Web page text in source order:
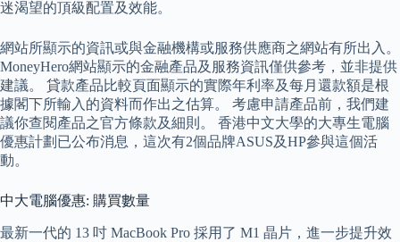
迷渴望的頂級配置及效能。
網站所顯示的資訊或與金融機構或服務供應商之網站有所出入。
MoneyHero網站顯示的金融產品及服務資訊僅供參考，並非提供
建議。 貸款產品比較頁面顯示的實際年利率及每月還款額是根
據閣下所輸入的資料而作出之估算。 考慮申請產品前，我們建
議你查閱產品之官方條款及細則。 香港中文大學的大專生電腦
優惠計劃已公布消息，這次有2個品牌ASUS及HP參與這個活
動。
中大電腦優惠: 購買數量
最新一代的 13 吋 MacBook Pro 採用了 M1 晶片，進一步提升效